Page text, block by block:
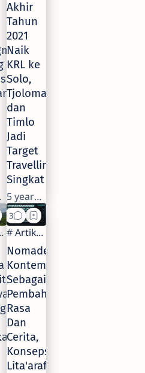
Akhir
Tahun
2021
Naik
KRL ke
Solo,
Tjolomadoe
dan
Timlo
Jadi
Target
Travelling
Singkat
5 years ago
Nomaden
Kontemporer
Sebagai
Pembaharuan
Rasa
Dan
Cerita,
Konsepsi
Lita'arafu